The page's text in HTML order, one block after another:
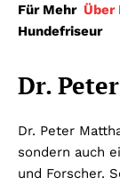
Für Mehr Über
Hundefriseur
Dr.
Dr. Peter
sondern auch
und Forscher.